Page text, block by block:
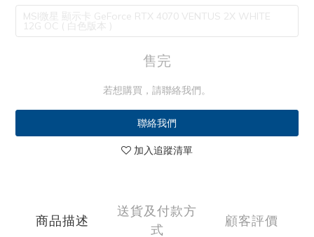
MSI微星 顯示卡 GeForce RTX 4070 VENTUS 2X WHITE
12G OC ( 白色版本 )
售完
若想購買，請聯絡我們。
聯絡我們
加入追蹤清單
商品描述
送貨及付款方
式
顧客評價